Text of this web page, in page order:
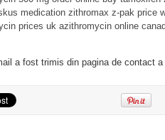
medication zithromax z-pak price
prices uk azithromycin online
a fost trimis din pagina de contact